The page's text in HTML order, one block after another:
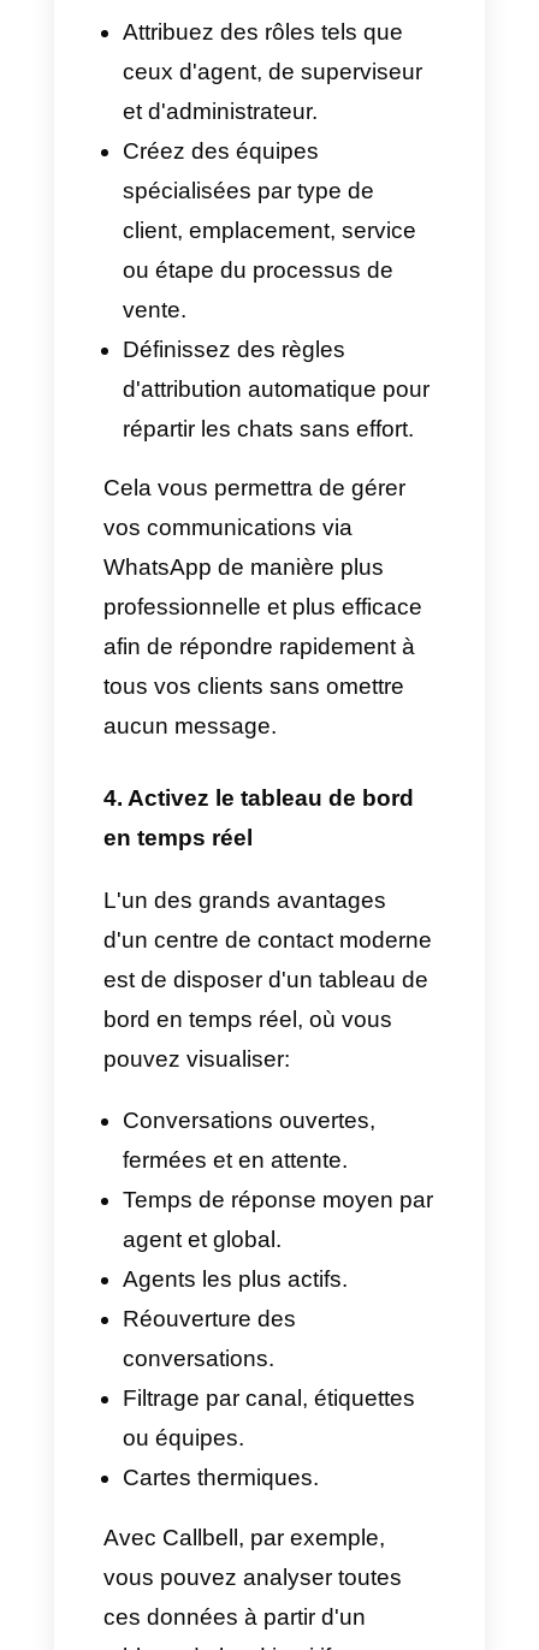
fondamental d'opter pour une
plateforme pour gérer
efficacement les messages.
C'est là que Callbell intervient,
un outil conçu pour créer un
véritable centre de contact pour
WhatsApp, Instagram,
Facebook Messenger et
Telegram.
Avec Callbell, vous pourrez:
Afficher tous les messages
dans une boîte de réception
unifiée.
souhaitez.
Utiliser des réponses rapides,
des étiquettes et des notes
internes.
Créer des entonnoirs de
vente.
aux
artificielle.
3. Configurer les rôles et les
équipes
Au centre de votreplateforme
de gestion de la
communication
d'organiser votre équipe:
Attribuez des rôles tels que